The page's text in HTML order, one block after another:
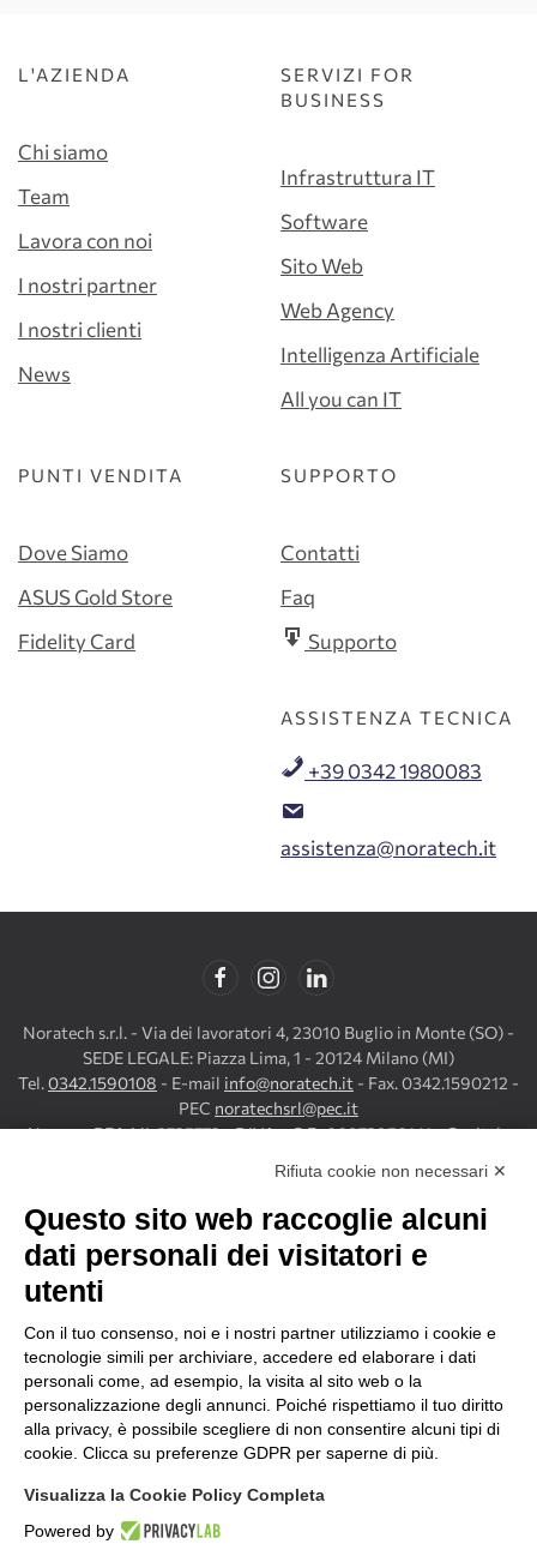
L'AZIENDA
Chi siamo
Team
Lavora con noi
I nostri partner
I nostri clienti
News
SERVIZI FOR
BUSINESS
Infrastruttura IT
Software
Sito Web
Web Agency
Intelligenza Artificiale
All you can IT
PUNTI VENDITA
Dove Siamo
ASUS Gold Store
Fidelity Card
SUPPORTO
Contatti
Faq
Supporto
ASSISTENZA TECNICA
+39 0342 1980083
assistenza@noratech.it
Noratech s.r.l. - Via dei lavoratori 4, 23010 Buglio in Monte (SO) -
SEDE LEGALE: Piazza Lima, 1 - 20124 Milano (MI)
Tel.0342.1590108 - E-mail info@noratech.it - Fax. 0342.1590212 -
PEC noratechsrl@pec.it
Numero REA MI-2725772 - P.IVA e C.F.: 00972950141 - Capitale
Copyright© 2026Noratech s.r.l. - All rights reserved. Powered by
Noratech.
NORATECH IN FIERA
Contributi per la partecipazione delle MPMI alle fiere
internazionali in Lombardia Finanziato dal Programma regionale a
valere sul Fondo Europeo di Sviluppo Regionale 2021/2027 di
Regione Lombardia.
PRIVACY COOKIE POLICY
Rifiuta cookie non necessari ✕
Questo sito web raccoglie alcuni
dati personali dei visitatori e
utenti
Con il tuo consenso, noi e i nostri partner utilizziamo i cookie e
tecnologie simili per archiviare, accedere ed elaborare i dati
personali come, ad esempio, la visita al sito web o la
personalizzazione degli annunci. Poiché rispettiamo il tuo diritto
alla privacy, è possibile scegliere di non consentire alcuni tipi di
cookie. Clicca su preferenze GDPR per saperne di più.
Visualizza la Cookie Policy Completa
Powered by